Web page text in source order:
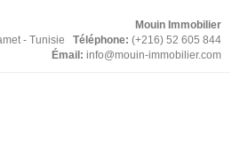
Mouin Immobilier
- Tunisie Téléphone: (+216) 52 605 844
Émail: info@mouin-immobilier.com